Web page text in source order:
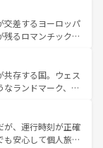
スペインはその個
る。 なお、新着のスペイン情報は コ
宮殿、歴史的な大
然が、訪れる者を心
の国としても知ら
、プロヴァンスの
み方が可能だ。さ
ており、どの街角に
なる文化を体験で
情報はコンテンツ一覧
交差するヨーロッパ
るロマンチック街
ることがない。ベ
ルプスの絶景、そ
風景は必見。ビール
新着の
てほしい。
存する国。ウェス
なランドマーク、歴
雅なアフタヌーン
国パブ、サッカー観
富。イギリスを旅
が、運行時刻が正確
安心して個人旅行